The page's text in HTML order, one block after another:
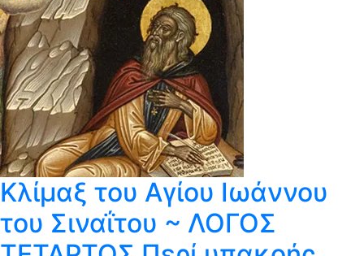
Κλίμαξ του Αγίου Ιωάννου
του Σιναΐτου ~ ΛΟΓΟΣ